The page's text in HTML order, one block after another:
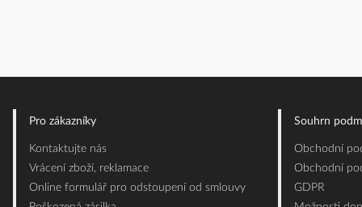
Pro zákazníky
Kontaktujte nás
Vrácení zboží, reklamace
Online formulář pro odstoupení od smlouvy
Souhrn
Obchodní
Obchodní
GDPR